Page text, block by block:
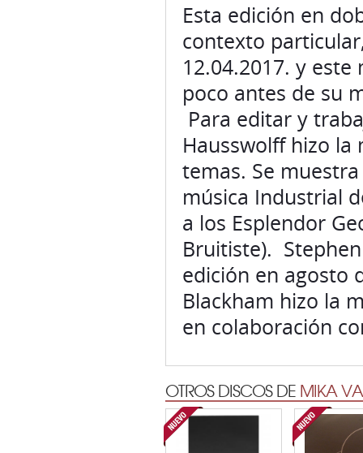
Esta edición en
contexto
12.04.2017. y
poco antes de su
Para editar y
Hausswolff hizo la
temas. Se
música Industrial
a los Esplendor
Bruitiste).
edición en agosto
Blackham hizo la
en colaboración
OTROS DISCOS DE MIKA